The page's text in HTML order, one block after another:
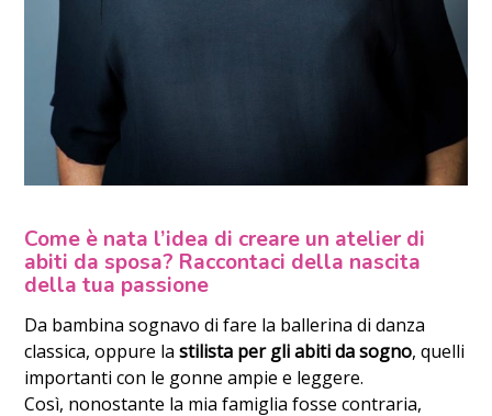
Come è nata l’idea di creare un atelier di
abiti da sposa? Raccontaci della nascita
della tua passione
Da bambina sognavo di fare la ballerina di danza
classica, oppure lastilista per gli abiti da sogno, quelli
importanti con le gonne ampie e leggere.
Così, nonostante la mia famiglia fosse contraria,